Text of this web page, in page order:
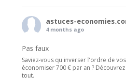
astuces-
4 months ago
Pas faux
Saviez-vous qu'inverser l'ordre de
économiser 700 € par an ?
tout.